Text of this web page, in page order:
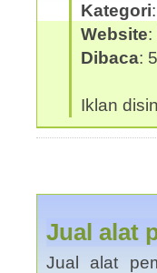
Kategori
Website:
Dibaca:
Iklan
Jual alat
Jual alat